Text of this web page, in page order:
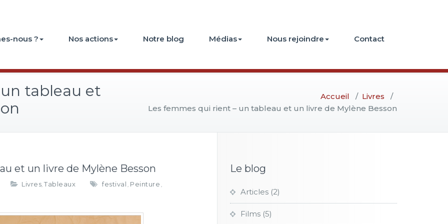
nous ? Nos actions Notre blog Médias Nous rejoindre Contact
tableau et
Accueil / Livres /
Les femmes qui rient – un tableau et un livre de Mylène Besson
et un livre de Mylène Besson
Livres, Tableaux festival , Peinture ,
Le blog
Articles (2)
Films (5)